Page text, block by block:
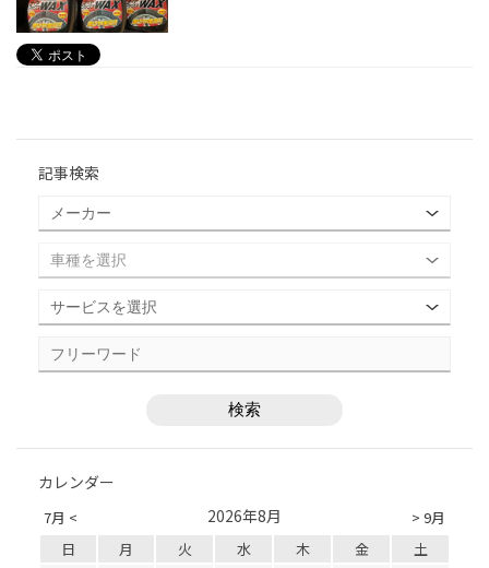
記事検索
カレンダー
7月 < > 9月
2026年8月
日 月 火 水 木 金
土